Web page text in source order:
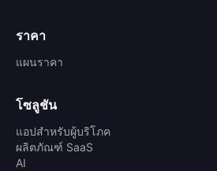
ราคา
แผนราคา
โซลูชัน
แอปสำหรับผู้บริโภค
ผลิตภัณฑ์ SaaS
AI